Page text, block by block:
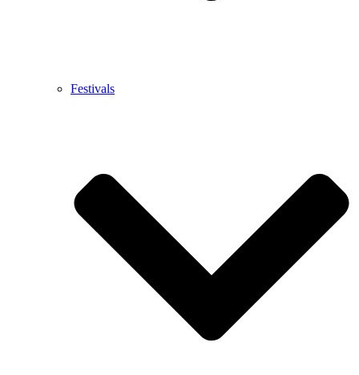
Festivals